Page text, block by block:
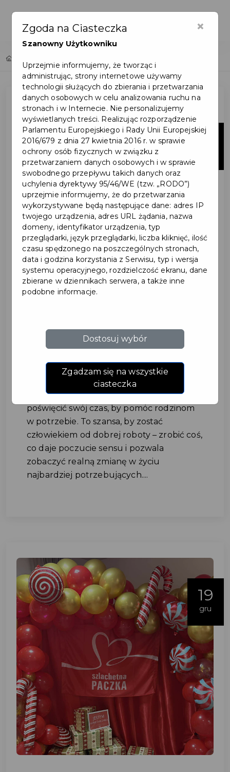
28
lokalnych wolontariuszy
#POMOC
Szlachetna Paczka szuka osób gotowych
poświęcić swój czas, by pomóc rodzinom
w potrzebie. To szansa, by zostać
człowiekiem od dobrej roboty – zrobić coś,
co daje poczucie sensu i pozwala
zobaczyć realną zmianę w życiu
najbardziej potrzebujących....
19
gru
×
Zgoda na Ciasteczka
Szanowny Użytkowniku
Uprzejmie informujemy, że tworząc i
administrując, strony internetowe używamy
technologii służących do zbierania i przetwarzania
danych osobowych w celu analizowania ruchu na
stronach i w Internecie. Nie personalizujemy
wyświetlanych treści. Realizując rozporządzenie
Parlamentu Europejskiego i Rady Unii Europejskiej
2016/679 z dnia 27 kwietnia 2016 r. w sprawie
ochrony osób fizycznych w związku z
przetwarzaniem danych osobowych i w sprawie
swobodnego przepływu takich danych oraz
uchylenia dyrektywy 95/46/WE (tzw. „RODO”)
uprzejmie informujemy, że do przetwarzania
wykorzystywane będą następujące dane: adres IP
twojego urządzenia, adres URL żądania, nazwa
domeny, identyfikator urządzenia, typ
przeglądarki, język przeglądarki, liczba kliknięć, ilość
czasu spędzonego na poszczególnych stronach,
data i godzina korzystania z Serwisu, typ i wersja
systemu operacyjnego, rozdzielczość ekranu, dane
zbierane w dziennikach serwera, a także inne
podobne informacje.
Dostosuj wybór
Zgadzam się na wszystkie
ciasteczka